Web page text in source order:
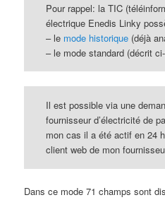
Pour rappel: la TIC
électrique Enedis Linky
– le mode historique(déjà
– le mode standard (décrit
Il est possible via une
fournisseur d’électricité de
mon cas il a été actif en 24
client web de mon
Dans ce mode 71 champs sont